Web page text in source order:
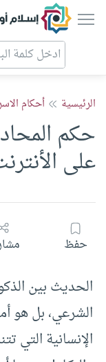
الرئيسية أحكام
حكم
على
حفظ
الحديث بين
الشرعي، بل هو
الإنسانية التي